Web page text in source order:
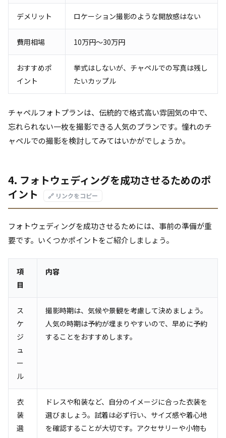
デメリット ロケーション撮影のような開放感はない
費用相場 10万円～30万円
おすすめポ
イント
挙式はしないが、チャペルでの写真は残し
たいカップル
チャペルフォトプランは、伝統的で格式高い雰囲気の中で、
忘れられない一枚を撮影できる人気のプランです。憧れのチ
ャペルでの撮影を検討してみてはいかがでしょうか。
4. フォトウェディングを成功させるためのポ
イント
🔗 リンクをコピー
フォトウェディングを成功させるためには、事前の準備が重
要です。いくつかポイントをご紹介しましょう。
項
目
内容
ス
ケ
ジ
ュ
ー
ル
撮影時期は、気候や景観を考慮して決めましょう。
人気の時期は予約が埋まりやすいので、早めに予約
することをおすすめします。
衣
装
選
ドレスや和装など、自分のイメージに合った衣装を
選びましょう。試着は必ず行い、サイズ感や着心地
を確認することが大切です。アクセサリーや小物も